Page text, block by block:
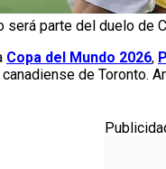
será parte del duelo de
Copa del Mundo 2026,
de Toronto.